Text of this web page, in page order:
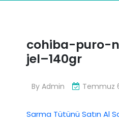
cohiba-puro-
jel–140gr
By Admin Temmuz
Sarma Tütünü Satın Al